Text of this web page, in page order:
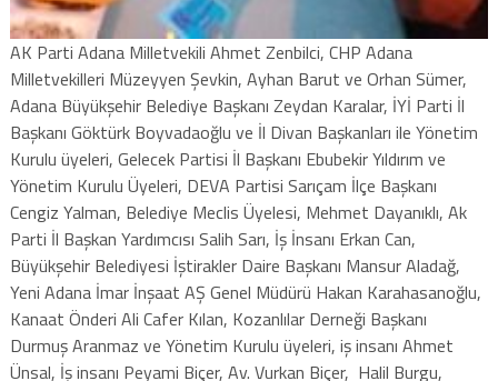
AK Parti Adana Milletvekili Ahmet Zenbilci, CHP Adana
Milletvekilleri Müzeyyen Şevkin, Ayhan Barut ve Orhan Sümer,
Adana Büyükşehir Belediye Başkanı Zeydan Karalar, İYİ Parti İl
Başkanı Göktürk Boyvadaoğlu ve İl Divan Başkanları ile Yönetim
Kurulu üyeleri, Gelecek Partisi İl Başkanı Ebubekir Yıldırım ve
Yönetim Kurulu Üyeleri, DEVA Partisi Sarıçam İlçe Başkanı
Cengiz Yalman, Belediye Meclis Üyelesi, Mehmet Dayanıklı, Ak
Parti İl Başkan Yardımcısı Salih Sarı, İş İnsanı Erkan Can,
Büyükşehir Belediyesi İştirakler Daire Başkanı Mansur Aladağ,
Yeni Adana İmar İnşaat AŞ Genel Müdürü Hakan Karahasanoğlu,
Kanaat Önderi Ali Cafer Kılan, Kozanlılar Derneği Başkanı
Durmuş Aranmaz ve Yönetim Kurulu üyeleri, iş insanı Ahmet
Ünsal, İş insanı Peyami Biçer, Av. Vurkan Biçer, Halil Burgu,